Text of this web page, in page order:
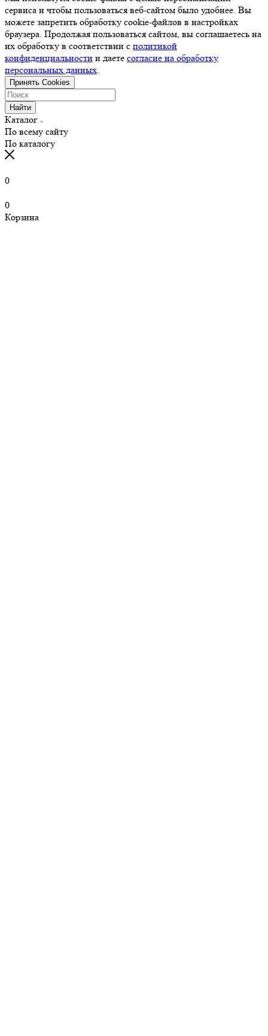
сервиса и чтобы пользоваться веб-сайтом было удобнее. Вы
можете запретить обработку cookie-файлов в настройках
браузера. Продолжая пользоваться сайтом, вы соглашаетесь на
их обработку в соответствии с политикой
конфиденциальности и даете согласие на обработку
персональных данных
Принять Cookies
Найти
Каталог
По всему сайту
По каталогу
0
0
Корзина